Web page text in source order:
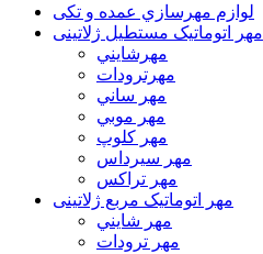
لوازم مهرسازي عمده و تکی
مهر اتوماتیک مستطيل ژلاتینی
مهرشايني
مهرترودات
مهر ساني
مهر موبي
مهر كلوپ
مهر سيرداس
مهر تراکس
مهر اتوماتیک مربع ژلاتینی
مهر شايني
مهر ترودات